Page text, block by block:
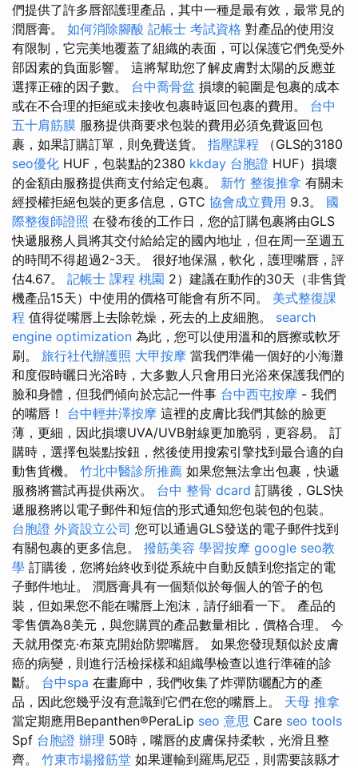
們提供了許多唇部護理​​產品，其中一種是最有效，最常見的
潤唇膏。 如何消除腳酸 記帳士 考試資格 對產品的使用沒
有限制，它完美地覆蓋了組織的表面，可以保護它們免受外
部因素的負面影響。 這將幫助您了解皮膚對太陽的反應並
選擇正確的因子數。 台中喬骨盆 損壞的範圍是包裹的成本
或在不合理的拒絕或未接收包裹時返回包裹的費用。 台中
五十肩筋膜 服務提供商要求包裝的費用必須免費返回包
裹，如果訂購訂單，則免費送貨。 指壓課程 （GLS的3180
seo優化 HUF，包裝點的2380 kkday 台胞證 HUF）損壞
的金額由服務提供商支付給定包裹。 新竹 整復推拿 有關未
經授權拒絕包裝的更多信息，GTC 協會成立費用 9.3。 國
際整復師證照 在發布後的工作日，您的訂購包裹將由GLS
快遞服務人員將其交付給給定的國內地址，但在周一至週五
的時間不得超過2-3天。 很好地保濕，軟化，護理嘴唇，評
估4.67。 記帳士 課程 桃園 2）建議在動作的30天（非售貨
機產品15天）中使用的價格可能會有所不同。 美式整復課
程 值得從嘴唇上去除乾燥，死去的上皮細胞。 search
engine optimization 為此，您可以使用溫和的唇擦或軟牙
刷。 旅行社代辦護照 大甲按摩 當我們準備一個好的小海灘
和度假時曬日光浴時，大多數人只會用日光浴來保護我們的
臉和身體，但我們傾向於忘記一件事 台中西屯按摩 - 我們
的嘴唇！ 台中輕井澤按摩 這裡的皮膚比我們其餘的臉更
薄，更細，因此損壞UVA/UVB射線更加脆弱，更容易。 訂
購時，選擇包裝點按鈕，然後使用搜索引擎找到最合適的自
動售貨機。 竹北中醫診所推薦 如果您無法拿出包裹，快遞
服務將嘗試再提供兩次。 台中 整骨 dcard 訂購後，GLS快
遞服務將以電子郵件和短信的形式通知您包裝包的包裝。
台胞證 外資設立公司 您可以通過GLS發送的電子郵件找到
有關包裹的更多信息。 撥筋美容 學習按摩 google seo教
學 訂購後，您將始終收到從系統中自動反饋到您指定的電
子郵件地址。 潤唇膏具有一個類似於每個人的管子的包
裝，但如果您不能在嘴唇上泡沫，請仔細看一下。 產品的
零售價為8美元，與您購買的產品數量相比，價格合理。 今
天就用傑克·布萊克開始防禦嘴唇。 如果您發現類似於皮膚
癌的病變，則進行活檢採樣和組織學檢查以進行準確的診
斷。 台中spa 在畫廊中，我們收集了炸彈防曬配方的產
品，因此您幾乎沒有意識到它們在您的嘴唇上。 天母 推拿
當定期應用Bepanthen®PeraLip seo 意思 Care seo tools
Spf 台胞證 辦理 50時，嘴唇的皮膚保持柔軟，光滑且整
齊。 竹東市場撥筋堂 如果運輸到羅馬尼亞，則需要該縣才